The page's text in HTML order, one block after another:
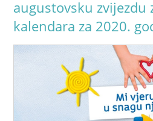
augustovsku zvijezdu
kalendara za 2020.